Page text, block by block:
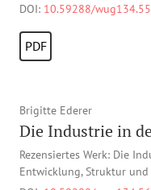
DOI: 10.59288/
PDF
Brigitte Ederer
Die Industrie in
Rezensiertes Werk: Die
Entwicklung, Struktur